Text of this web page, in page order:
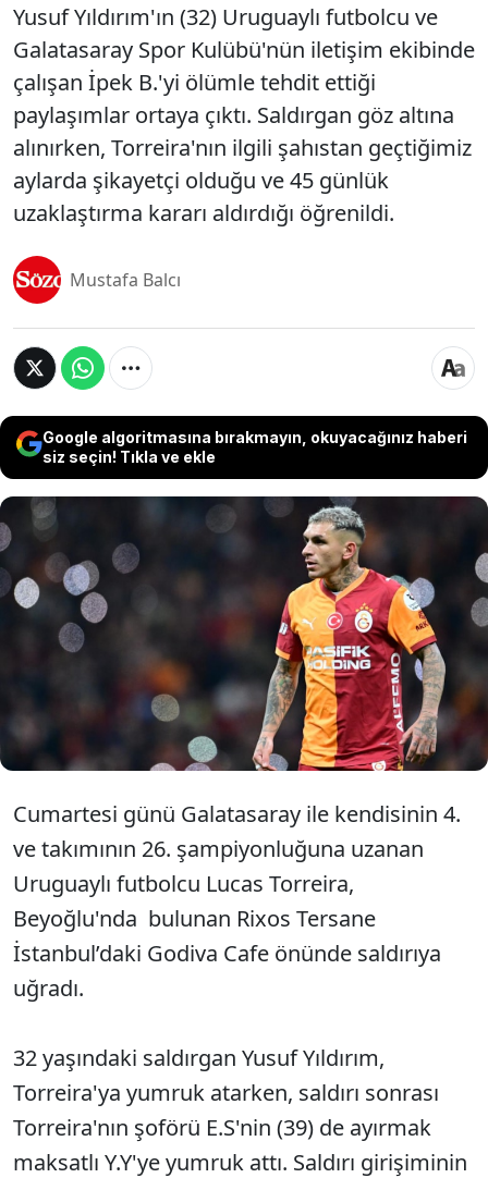
Yusuf Yıldırım'ın (32) Uruguaylı futbolcu ve
Galatasaray Spor Kulübü'nün iletişim ekibinde
çalışan İpek B.'yi ölümle tehdit ettiği
paylaşımlar ortaya çıktı. Saldırgan göz altına
alınırken, Torreira'nın ilgili şahıstan geçtiğimiz
aylarda şikayetçi olduğu ve 45 günlük
uzaklaştırma kararı aldırdığı öğrenildi.
Mustafa Balcı
Google algoritmasına bırakmayın, okuyacağınız haberi
siz seçin! Tıkla ve ekle
Galatasaray futbolcusu Lucas Torreira, Beyoğlu'nda
bir AVM'nin kafesinin önünde yumruklu saldırıya
uğradı. Torreira'ya saldıran Yusuf Yıldırım'ın (32)
Uruguaylı futbolcu ve Galatasaray Spor Kulübü'nün
iletişim ekibinde çalışan İpek B.'yi ölümle tehdit
ettiği paylaşımlar ortaya çıktı. Saldırgan göz altına
alınırken, Torreira'nın ilgili şahıstan geçtiğimiz
aylarda şikayetçi olduğu ve 45 günlük uzaklaştırma
kararı aldırdığı öğrenildi.
Cumartesi günü Galatasaray ile kendisinin 4.
ve takımının 26. şampiyonluğuna uzanan
Uruguaylı futbolcu Lucas Torreira,
Beyoğlu'nda bulunan Rixos Tersane
İstanbul’daki Godiva Cafe önünde saldırıya
uğradı.
32 yaşındaki saldırgan Yusuf Yıldırım,
Torreira'ya yumruk atarken, saldırı sonrası
Torreira'nın şoförü E.S'nin (39) de ayırmak
maksatlı Y.Y'ye yumruk attı. Saldırı girişiminin